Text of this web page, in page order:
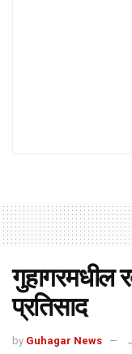
गुहागरमधील
प्रतिसाद
by Guhagar News